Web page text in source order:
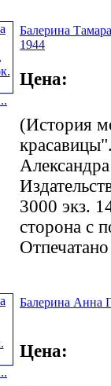
Балерина
1944
Цена:
(История
3000 экз.
сторона с
Балерина Анна
Цена: